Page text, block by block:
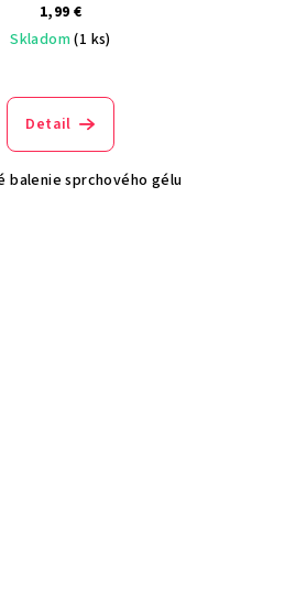
1,99 €
Skladom(1 ks)
Detail
balenie sprchového gélu